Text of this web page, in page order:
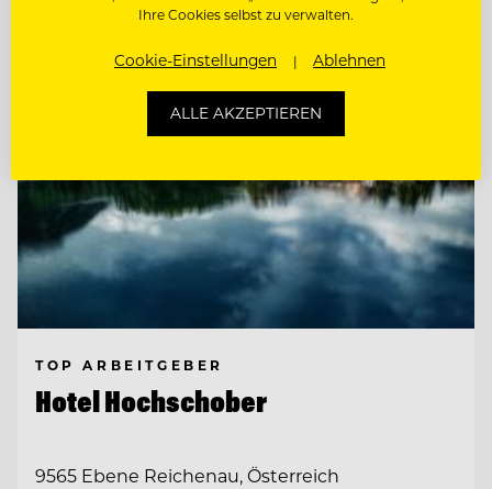
TOP ARBEITGEBER
Hotel Hochschober
9565 Ebene Reichenau, Österreich
Ihre Cookies selbst zu verwalten.
Cookie-Einstellungen Ablehnen
ALLE AKZEPTIEREN